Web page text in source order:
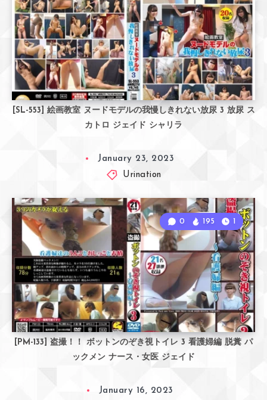
[SL-553] 絵画教室 ヌードモデルの我慢しきれない放尿 3 放尿 ス
カトロ ジェイド シャリラ
January 23, 2023
Urination
[PM-133] 盗撮！！ ボットンのぞき視トイレ 3 看護婦編 脱糞 パ
ックメン ナース・女医 ジェイド
0 195 1
January 16, 2023